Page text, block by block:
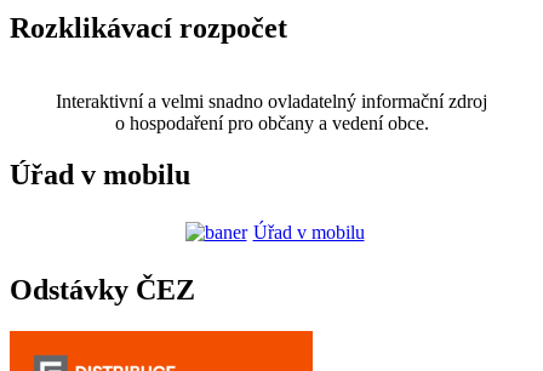
Rozklikávací rozpočet
Interaktivní a velmi snadno ovladatelný informační zdroj
o hospodaření pro občany a vedení obce.
Úřad v mobilu
Úřad v mobilu
Odstávky ČEZ